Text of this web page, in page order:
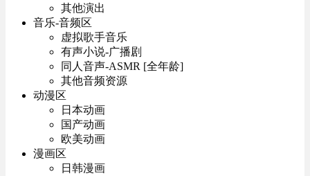
其他演出
音乐-音频区
虚拟歌手音乐
有声小说-广播剧
同人音声-ASMR [全年龄]
其他音频资源
动漫区
日本动画
国产动画
欧美动画
漫画区
日韩漫画